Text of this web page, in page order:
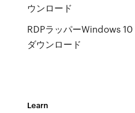
ウンロード
RDPラッパーWindows 10
ダウンロード
Learn